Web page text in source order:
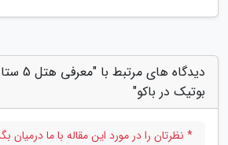
دیدگاه
بوتیک در باکو"
* نظرتان را در مورد این مقاله با ما درمیان